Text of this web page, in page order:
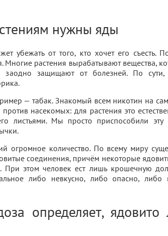
нужны яды
убежать от того, кто хочет его съесть.
растения вырабатывают вещества,
защищают от болезней. По сути,
— табак. Знакомый всем никотин на
насекомых: для растения это
листьями. Мы просто приспособили
огромное количество. По всему миру
соединения, причём некоторые
При этом человек ест лишь крошечную
либо невкусно, либо опасно, либо
определяет,